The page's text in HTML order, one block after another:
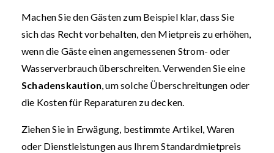
Machen Sie den Gästen zum Beispiel klar, dass Sie
sich das Recht vorbehalten, den Mietpreis zu erhöhen,
wenn die Gäste einen angemessenen Strom- oder
Wasserverbrauch überschreiten. Verwenden Sie eine
Schadenskaution, um solche Überschreitungen oder
die Kosten für Reparaturen zu decken.
Ziehen Sie in Erwägung, bestimmte Artikel, Waren
oder Dienstleistungen aus Ihrem Standardmietpreis